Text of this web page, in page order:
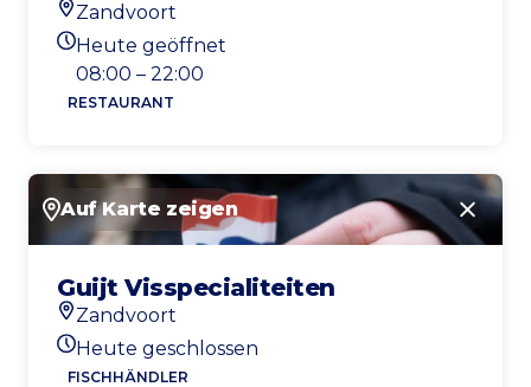
Standort
Zandvoort
Heutigen Öffnungszeiten
Heute geöffnet
08:00 – 22:00
RESTAURANT
Auf Karte zeigen
Guijt Visspecialiteiten
Standort
Zandvoort
Heutigen Öffnungszeiten
Heute geschlossen
FISCHHÄNDLER